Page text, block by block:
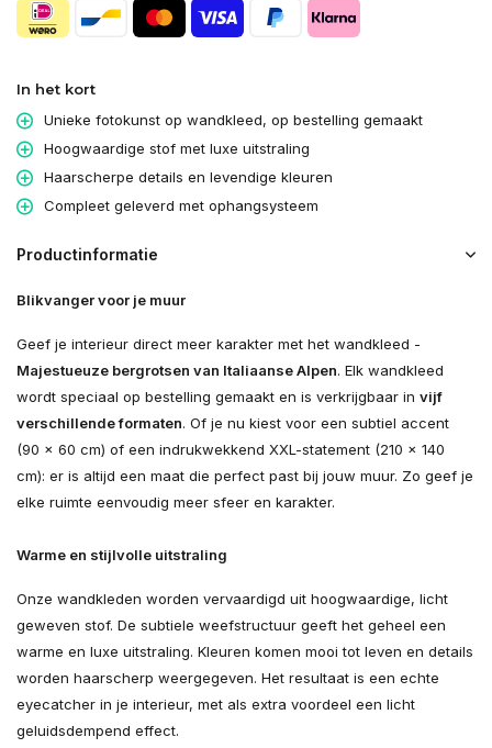
In het kort
Unieke fotokunst op wandkleed, op bestelling gemaakt
Hoogwaardige stof met luxe uitstraling
Haarscherpe details en levendige kleuren
Compleet geleverd met ophangsysteem
Productinformatie
Blikvanger voor je muur
Geef je interieur direct meer karakter met het wandkleed -
Majestueuze bergrotsen van Italiaanse Alpen. Elk wandkleed
wordt speciaal op bestelling gemaakt en is verkrijgbaar in vijf
verschillende formaten. Of je nu kiest voor een subtiel accent
(90 × 60 cm) of een indrukwekkend XXL-statement (210 × 140
cm): er is altijd een maat die perfect past bij jouw muur. Zo geef je
elke ruimte eenvoudig meer sfeer en karakter.
Warme en stijlvolle uitstraling
Onze wandkleden worden vervaardigd uit hoogwaardige, licht
geweven stof. De subtiele weefstructuur geeft het geheel een
warme en luxe uitstraling. Kleuren komen mooi tot leven en details
worden haarscherp weergegeven. Het resultaat is een echte
eyecatcher in je interieur, met als extra voordeel een licht
geluidsdempend effect.